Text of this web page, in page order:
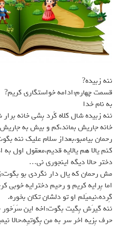
ننه زبيده?
قسمت چهارم:ادامه خواستگاري كريم?
به نام خدا
ننه زبيده شال كلاه كُرد بِشي خانه
خانه جاريش بماند،كم و بيش به
رحمان بيامبو،بعداز سلام عليك ننه
كنم يالا هم يالايه قديم،معقول اول
دختر حالا ديگه اينجوري ني…
مش رحمان كه يال دار نگردي بو
اما بِرايه كريم و رحيم دخترايه
گِرده،نيميَلم او تو دلشان تكان بخوره.
ننه گيرَش بِگيت بگوت:اخه اين سَرَخور
حرف بِزيه اخر سر به من بِگوتيِه،حالا